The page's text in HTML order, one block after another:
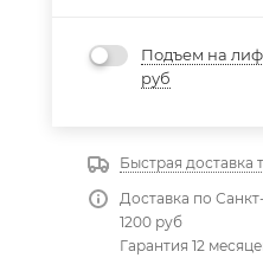
Подъем на
руб
Быстрая доставка
Доставка по
1200 руб
Гарантия 12